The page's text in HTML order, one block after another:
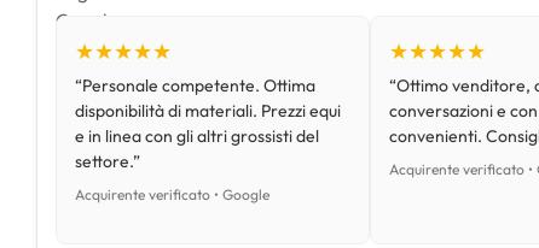
★★★★★
“Personale competente. Ottima
disponibilità di materiali. Prezzi equi
e in linea con gli altri grossisti del
settore.”
Acquirente verificato • Google
★★★★★
“Ottimo venditore,
conversazioni e
convenienti.
Acquirente verificato •